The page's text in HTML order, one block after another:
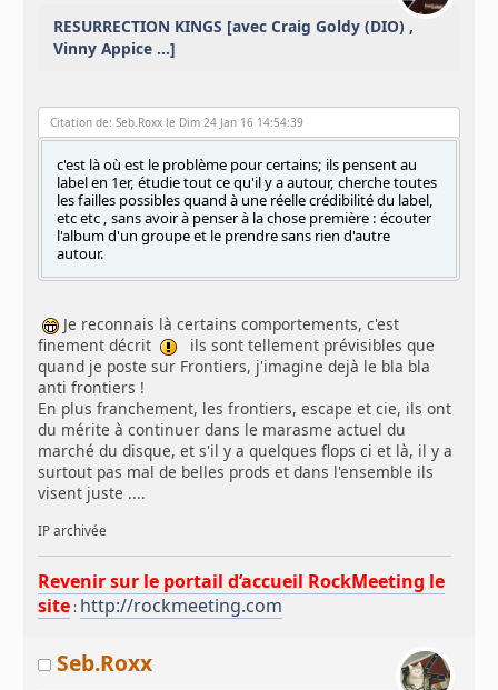
RESURRECTION KINGS [avec Craig Goldy (DIO) ,
Vinny Appice ...]
Citation de: Seb.Roxx le Dim 24 Jan 16 14:54:39
c'est là où est le problème pour certains; ils pensent au
label en 1er, étudie tout ce qu'il y a autour, cherche toutes
les failles possibles quand à une réelle crédibilité du label,
etc etc , sans avoir à penser à la chose première : écouter
l'album d'un groupe et le prendre sans rien d'autre
autour.
Je reconnais là certains comportements, c'est
finement décrit
ils sont tellement prévisibles que
quand je poste sur Frontiers, j'imagine dejà le bla bla
anti frontiers !
En plus franchement, les frontiers, escape et cie, ils ont
du mérite à continuer dans le marasme actuel du
marché du disque, et s'il y a quelques flops ci et là, il y a
surtout pas mal de belles prods et dans l'ensemble ils
visent juste ....
IP archivée
Revenir sur le portail d’accueil RockMeeting le
site : http://rockmeeting.com
Seb.Roxx